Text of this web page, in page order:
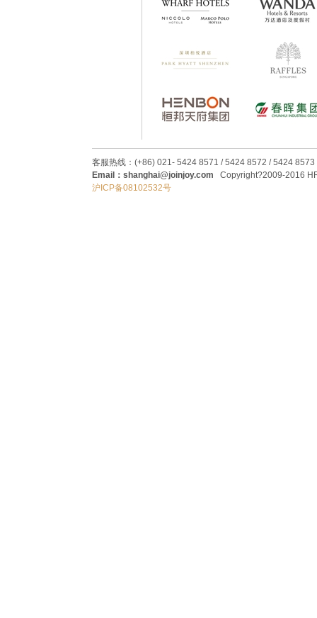
客服热线：(+86) 021- 5424 8571 / 5424 8572 / 5424 8573
Email：shanghai@joinjoy.com Copyright?2009-2016
沪ICP备08102532号